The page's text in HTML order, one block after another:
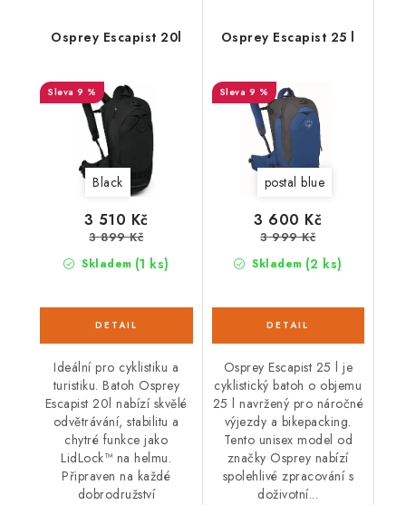
Osprey Escapist 20l
9 %
Black
Skladem (1 ks)
3 510 Kč
3 899 Kč
Ideální pro cyklistiku a
turistiku. Batoh Osprey
Escapist 20l nabízí skvělé
odvětrávání, stabilitu a
chytré funkce jako
LidLock™ na helmu.
Připraven na každé
dobrodružství
Osprey Escapist 25 l
9 %
postal blue
Skladem (2 ks)
3 600 Kč
3 999 Kč
Osprey Escapist 25 l je
cyklistický batoh o objemu
25 l navržený pro náročné
výjezdy a bikepacking.
Tento unisex model od
značky Osprey nabízí
spolehlivé zpracování s
doživotní...